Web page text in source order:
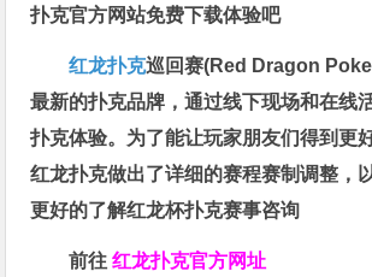
扑克官方网站免费下载体验吧
红龙扑克巡回赛​(Red Dragon
最新的扑克品牌，通过线下现场和在线
扑克体验。为了能让玩家朋友们得到更
红龙扑克做出了详细的赛程赛制调整，
更好的了解红龙杯扑克赛事咨询
前往红龙扑克官方网址